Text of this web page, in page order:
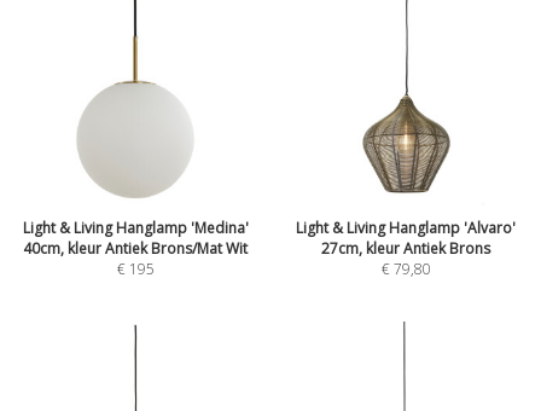
Light & Living Hanglamp 'Medina'
40cm, kleur Antiek Brons/Mat Wit
€ 195
Light & Living Hanglamp 'Alvaro'
27cm, kleur Antiek Brons
€79,80